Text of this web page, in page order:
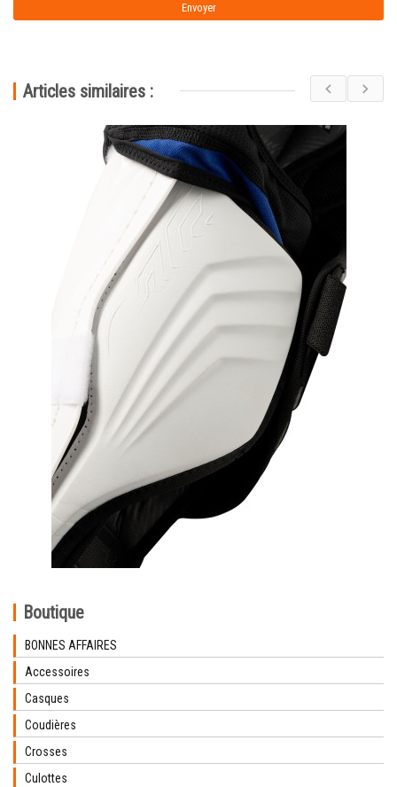
Articles similaires :
Boutique
BONNES AFFAIRES
Accessoires
Casques
Coudières
Crosses
Culottes